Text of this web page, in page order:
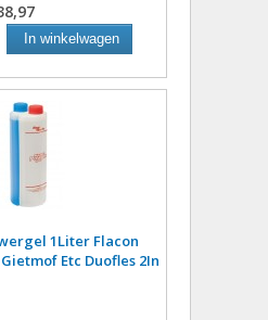
In winkelwagen
1Liter Flacon
Etc Duofles 2In